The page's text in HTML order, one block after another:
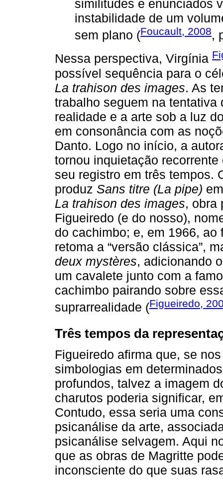
similitudes e enunciados
instabilidade de um
sem plano (Foucault, 2008,
Nessa perspectiva, Virgínia
possível sequência para o
La trahison des images. As
trabalho seguem na
realidade e a arte sob a luz
em consonância com as
Danto. Logo no início, a
tornou inquietação
seu registro em três tempos.
produz Sans titre (La pipe)
La trahison des images, obra
Figueiredo (e do nosso),
do cachimbo; e, em 1966,
retoma a “versão clássica”,
deux mystères, adicionando
um cavalete junto com a
cachimbo pairando sobre
suprarrealidade (Figueiredo,
Três tempos da
Figueiredo afirma que, se
simbologias em
profundos, talvez a imagem
charutos poderia significar,
Contudo, essa seria uma
psicanálise da arte,
psicanálise selvagem. Aqui
que as obras de Magritte
inconsciente do que suas